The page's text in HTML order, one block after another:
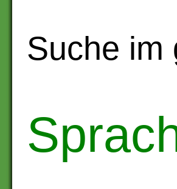
Suche im